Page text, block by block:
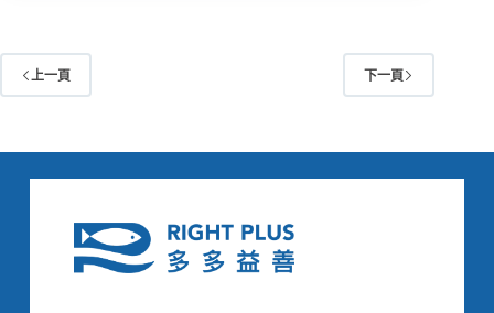
成
灣
人、
上一頁 下一頁